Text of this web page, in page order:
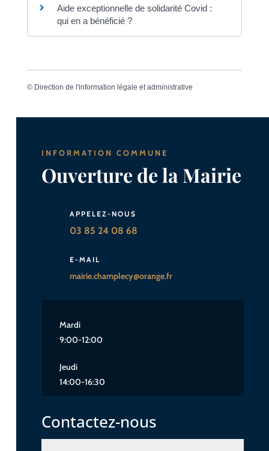
Aide exceptionnelle de solidarité Covid :
qui en a bénéficié ?
© Direction de l'information légale et administrative
INFORMATION COMMUNE
Ouverture de la Mairie
APPELEZ-NOUS
03 85 24 08 68
E-MAIL
mairie.champlecy@orange.fr
Mardi
9:00-12:00
Jeudi
14:00-16:30
Contactez-nous